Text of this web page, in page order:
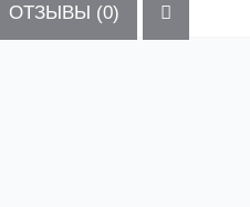
ОТЗЫВЫ (0)